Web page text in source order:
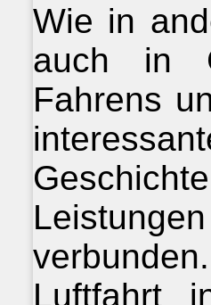
Wie in
auch in
Fahrens
Luftfahrt